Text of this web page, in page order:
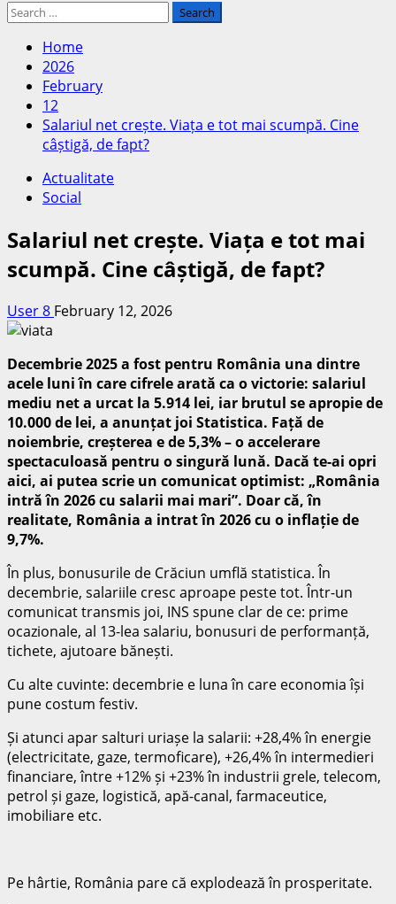
Search
Home
2026
February
12
Salariul net crește. Viața e tot mai scumpă. Cine
câștigă, de fapt?
Actualitate
Social
Salariul net crește. Viața e tot mai
scumpă. Cine câștigă, de fapt?
User 8 February 12, 2026
Decembrie 2025 a fost pentru România una dintre
acele luni în care cifrele arată ca o victorie: salariul
mediu net a urcat la 5.914 lei, iar brutul se apropie de
10.000 de lei, a anunțat joi Statistica. Față de
noiembrie, creșterea e de 5,3% – o accelerare
spectaculoasă pentru o singură lună. Dacă te-ai opri
aici, ai putea scrie un comunicat optimist: „România
intră în 2026 cu salarii mai mari”. Doar că, în
realitate, România a intrat în 2026 cu o inflație de
9,7%.
În plus, bonusurile de Crăciun umflă statistica. În
decembrie, salariile cresc aproape peste tot. Într-un
comunicat transmis joi, INS spune clar de ce: prime
ocazionale, al 13-lea salariu, bonusuri de performanță,
tichete, ajutoare bănești.
Cu alte cuvinte: decembrie e luna în care economia își
pune costum festiv.
Și atunci apar salturi uriașe la salarii: +28,4% în energie
(electricitate, gaze, termoficare), +26,4% în intermedieri
financiare, între +12% și +23% în industrii grele, telecom,
petrol și gaze, logistică, apă-canal, farmaceutice,
imobiliare etc.
Pe hârtie, România pare că explodează în prosperitate.